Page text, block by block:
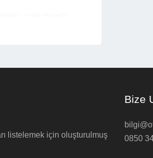
listelemek için oluşturulmuş
Bize
0850